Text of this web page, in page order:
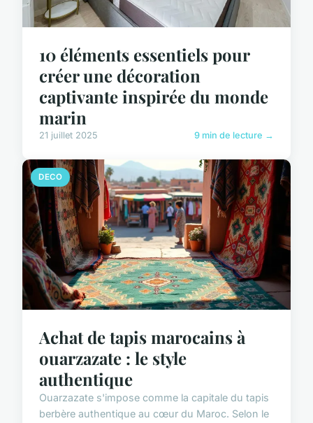
10 éléments essentiels pour
créer une décoration
captivante inspirée du monde
marin
21 juillet 2025 9 min de lecture →
DECO
Achat de tapis marocains à
ouarzazate : le style
authentique
Ouarzazate s'impose comme la capitale du tapis
berbère authentique au cœur du Maroc. Selon le